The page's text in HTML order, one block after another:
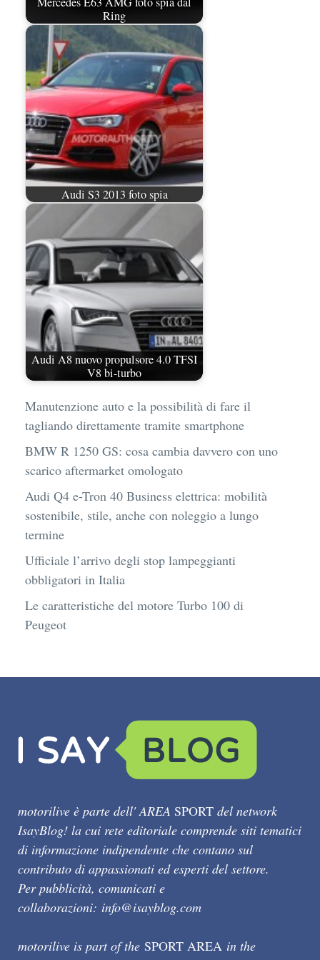
Ring
Audi S3 2013 foto spia
Audi A8 nuovo propulsore 4.0 TFSI
V8 bi-turbo
Manutenzione auto e la possibilità di fare il
tagliando direttamente tramite smartphone
BMW R 1250 GS: cosa cambia davvero con uno
scarico aftermarket omologato
Audi Q4 e-Tron 40 Business elettrica: mobilità
sostenibile, stile, anche con noleggio a lungo
termine
Ufficiale l’arrivo degli stop lampeggianti
obbligatori in Italia
Le caratteristiche del motore Turbo 100 di
Peugeot
motorilive è parte dell' AREA SPORT del network
IsayBlog! la cui rete editoriale comprende siti tematici
di informazione indipendente che contano sul
contributo di appassionati ed esperti del settore.
Per pubblicità, comunicati e
collaborazioni: info@isayblog.com
motorilive is part of the SPORT AREA in the